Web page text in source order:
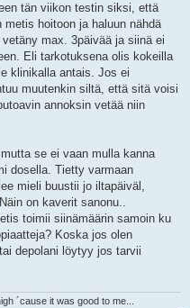
tän viikon testin siksi, että
hoitoon ja haluun nähdä
max. 3päivää ja siinä ei
Eli tarkotuksena olis kokeilla
klinikalla antais. Jos ei
muutenkin siltä, että sitä voisi
annoksin vetää niin
se ei vaan mulla kanna
dosella. Tietty varmaan
mieli buustii jo iltapäiväl,
on kaverit sanonu..
toimii siinämäärin samoin ku
Koska jos olen
depolani löytyy jos tarvii
´cause it was good to me...